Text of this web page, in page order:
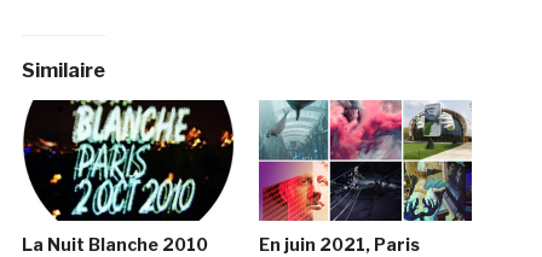
Similaire
La Nuit Blanche 2010
En juin 2021, Paris